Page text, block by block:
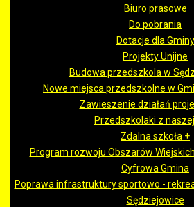
Biuro prasowe
Do pobrania
Dotacje dla Gminy
Projekty Unijne
Budowa przedszkola w
Nowe miejsca przedszkolne w
Zawieszenie działań
Przedszkolaki z
Zdalna szkoła +
Program rozwoju Obszarów
Cyfrowa Gmina
Poprawa infrastruktury sportowo -
Sędziejowice